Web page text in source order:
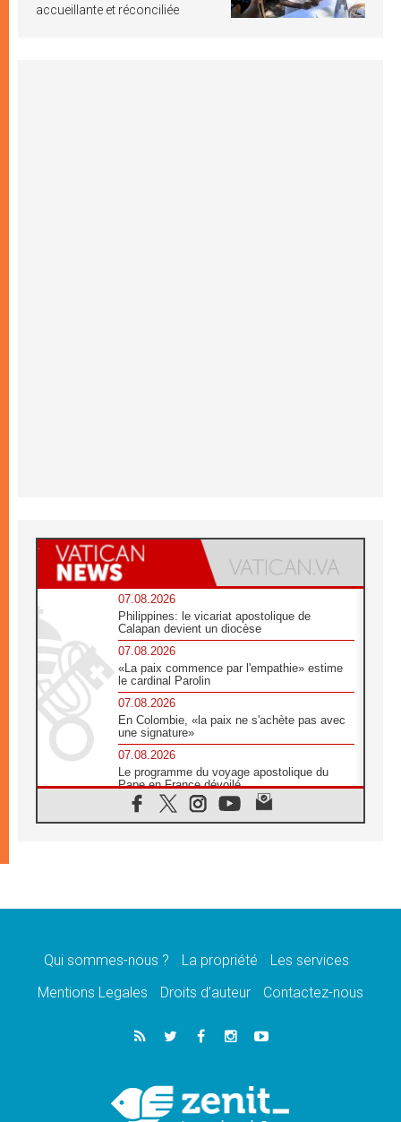
accueillante et réconciliée
07.08.2026
Philippines: le vicariat apostolique de
Calapan devient un diocèse
07.08.2026
«La paix commence par l'empathie» estime
le cardinal Parolin
07.08.2026
En Colombie, «la paix ne s'achète pas avec
une signature»
07.08.2026
Le programme du voyage apostolique du
Pape en France dévoilé
07.08.2026
1ère Conférence continentale sur l'éducation
07.08.2026
07.08.2026
lancement des «dix jours de prière pour la
06.08.2026
Préparatifs des JMJ 2027 à Séoul: «c'est
Chrétiens et confucéens: respect et sagesse
pour relever les «défis urgents»
Qui sommes-nous ? La propriété
Les services
Mentions Legales
Droits d’auteur Contactez-nous